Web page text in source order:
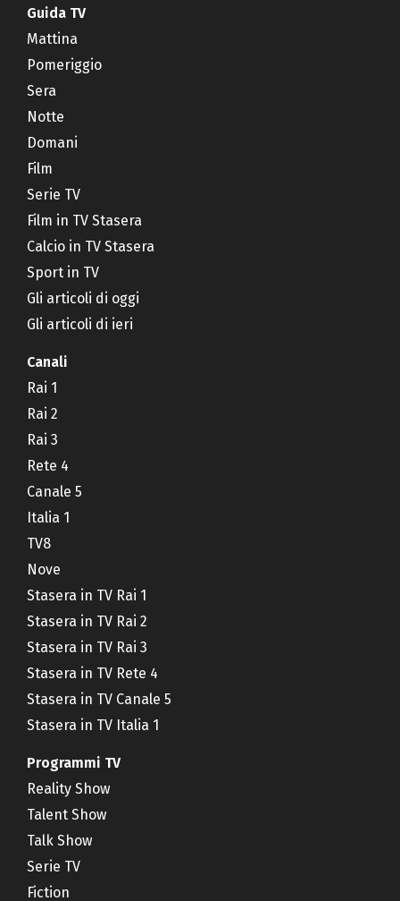
Guida TV
Mattina
Pomeriggio
Sera
Notte
Domani
Film
Serie TV
Film in TV Stasera
Calcio in TV Stasera
Sport in TV
Gli articoli di oggi
Gli articoli di ieri
Canali
Rai 1
Rai 2
Rai 3
Rete 4
Canale 5
Italia 1
TV8
Nove
Stasera in TV Rai 1
Stasera in TV Rai 2
Stasera in TV Rai 3
Stasera in TV Rete 4
Stasera in TV Canale 5
Stasera in TV Italia 1
Programmi TV
Reality Show
Talent Show
Talk Show
Serie TV
Fiction